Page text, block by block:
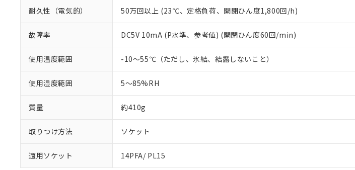
耐久性（電気的） 50万回以上 (23℃、定格負荷、開閉ひん度1,800回/h)
故障率 DC5V 10mA (P水準、参考値) (開閉ひん度60回/min)
使用温度範囲 -10～55℃（ただし、氷結、結露しないこと）
使用湿度範囲 5～85%RH
質量 約410g
取りつけ方法 ソケット
適用ソケット 14PFA/ PL15